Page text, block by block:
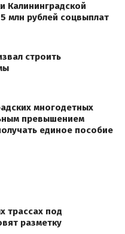
Калининградской
млн рублей соцвыплат
строить
многодетных
превышением
единое пособие
трассах под
разметку